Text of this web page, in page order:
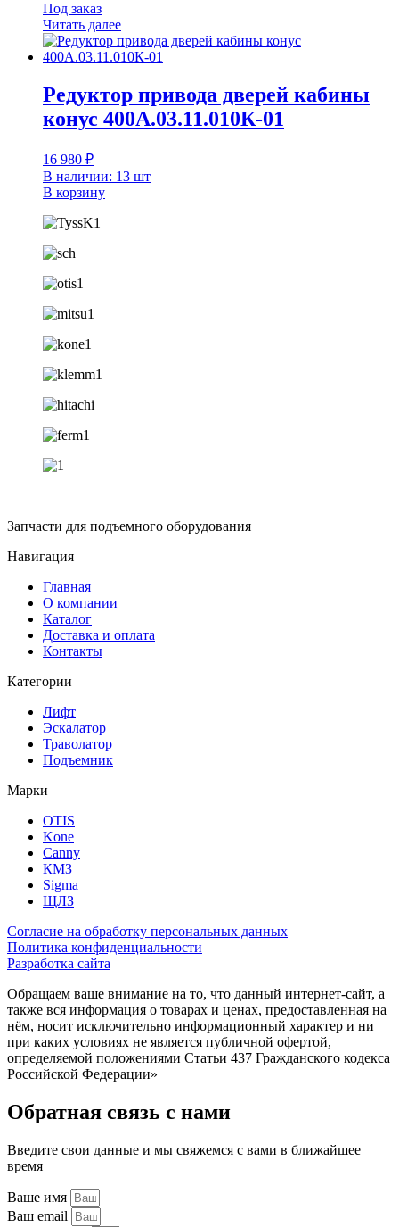
Под заказ
Читать далее
Редуктор привода дверей кабины
конус 400А.03.11.010К-01
16 980 ₽
В наличии: 13 шт
В корзину
Запчасти для подъемного оборудования
Навигация
Главная
О компании
Каталог
Доставка и оплата
Контакты
Категории
Лифт
Эскалатор
Траволатор
Подъемник
Марки
OTIS
Kone
Canny
КМЗ
Sigma
ЩЛЗ
Согласие на обработку персональных данных
Политика конфиденциальности
Разработка сайта
Обращаем ваше внимание на то, что данный интернет-сайт, а
также вся информация о товарах и ценах, предоставленная на
нём, носит исключительно информационный характер и ни
при каких условиях не является публичной офертой,
определяемой положениями Статьи 437 Гражданского кодекса
Российской Федерации»
Обратная связь с нами
Введите свои данные и мы свяжемся с вами в ближайшее
время
Ваше имя
Ваш email